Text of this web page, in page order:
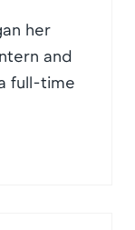
her
and
full-time